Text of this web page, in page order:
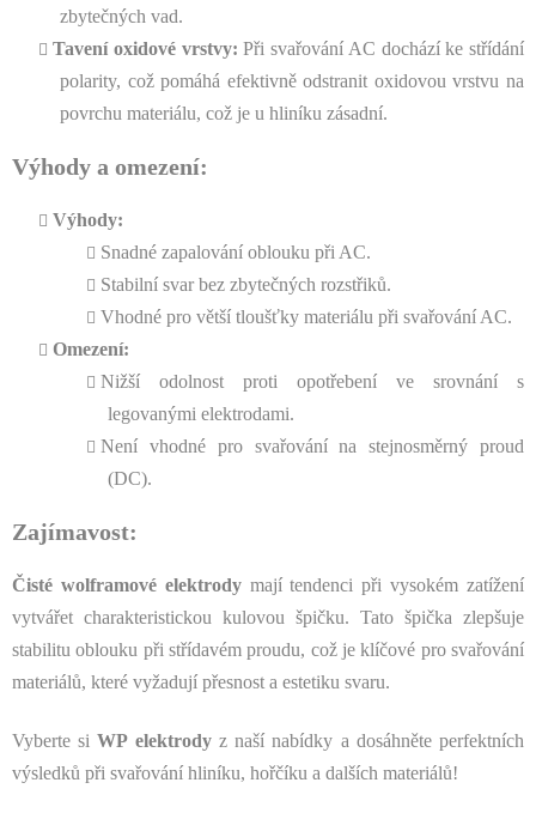
zbytečných vad.
Tavení oxidové vrstvy: Při svařování AC dochází ke střídání
polarity, což pomáhá efektivně odstranit oxidovou vrstvu na
povrchu materiálu, což je u hliníku zásadní.
Výhody a omezení:
Výhody:
Snadné zapalování oblouku při AC.
Stabilní svar bez zbytečných rozstřiků.
Vhodné pro větší tloušťky materiálu při svařování AC.
Omezení:
Nižší odolnost proti opotřebení ve srovnání s
legovanými elektrodami.
Není vhodné pro svařování na stejnosměrný proud
(DC).
Zajímavost:
Čisté wolframové elektrodymají tendenci při vysokém zatížení
vytvářet charakteristickou kulovou špičku. Tato špička zlepšuje
stabilitu oblouku při střídavém proudu, což je klíčové pro svařování
materiálů, které vyžadují přesnost a estetiku svaru.
Vyberte siWP elektrodyz naší nabídky a dosáhněte perfektních
výsledků při svařování hliníku, hořčíku a dalších materiálů!